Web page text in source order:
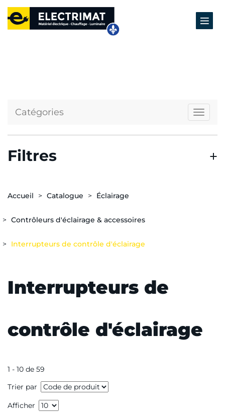
Catégories
Filtres
Accueil Catalogue Éclairage
Contrôleurs d'éclairage & accessoires
Interrupteurs de contrôle d'éclairage
Interrupteurs de
contrôle d'éclairage
1 - 10 de 59
Trier par
Afficher